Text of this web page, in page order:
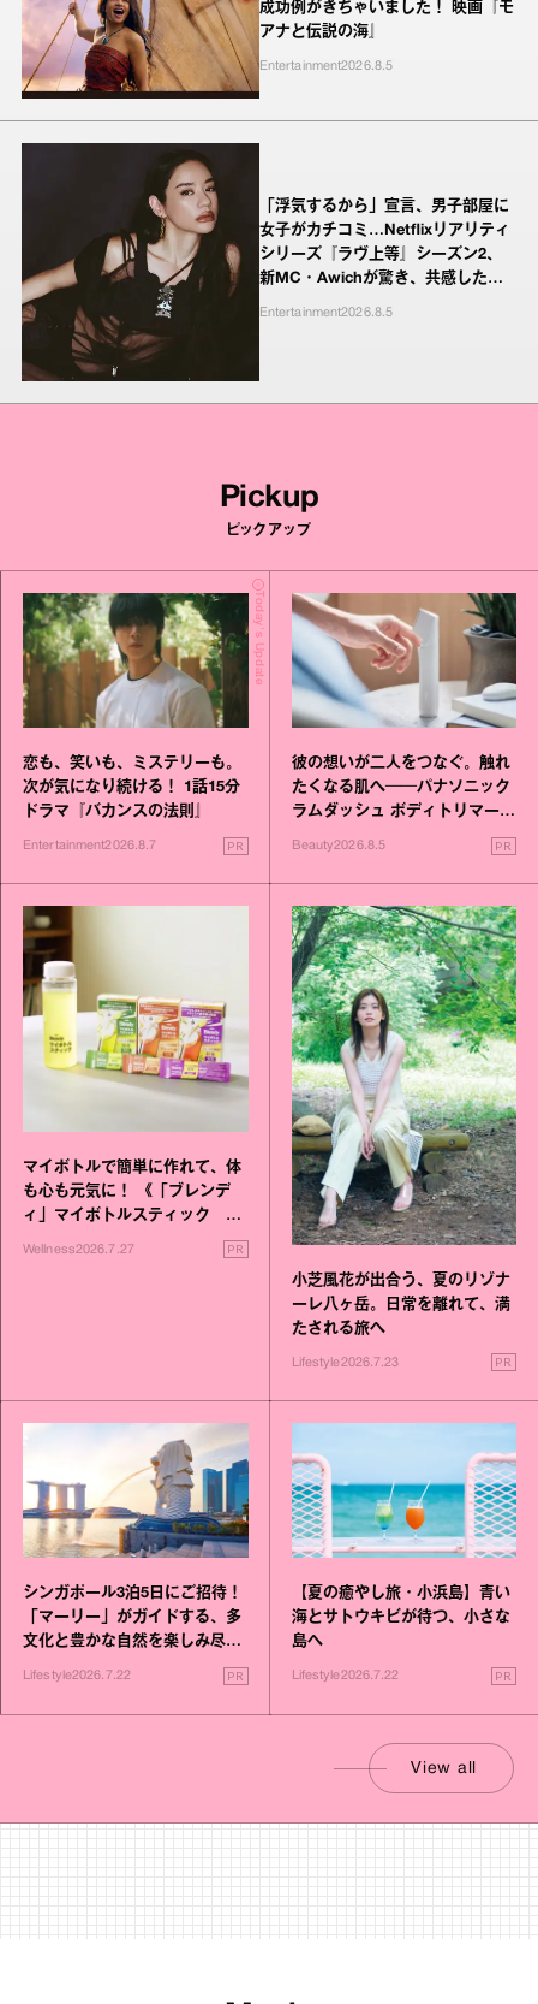
成功例がきちゃいました！ 映画『モ
アナと伝説の海』
Entertainment2026.8.5
「浮気するから」宣言、男子部屋に
女子がカチコミ…Netflixリアリティ
シリーズ『ラヴ上等』シーズン2、
新MC・Awichが驚き、共感したヤ
Entertainment2026.8.5
Pickup
ピックアップ
Today's Update
恋も、笑いも、ミステリーも。
次が気になり続ける！ 1話15分
ドラマ『バカンスの法則』
Entertainment2026.8.7 PR
彼の想いが二人をつなぐ。触れ
たくなる肌へ──パナソニック
ラムダッシュ ボディトリマーが
進化！
Beauty2026.8.5 PR
マイボトルで簡単に作れて、体
も心も元気に！ 《「ブレンデ
ィ」マイボトルスティック い
いこと毎日》シリーズが誕生
Wellness2026.7.27 PR
小芝風花が出合う、夏のリゾナ
ーレ八ヶ岳。日常を離れて、満
たされる旅へ
Lifestyle2026.7.23 PR
シンガポール3泊5日にご招待！
「マーリー」がガイドする、多
文化と豊かな自然を楽しみ尽く
Lifestyle2026.7.22 PR
【夏の癒やし旅・小浜島】青い
海とサトウキビが待つ、小さな
島へ
Lifestyle2026.7.22 PR
View all